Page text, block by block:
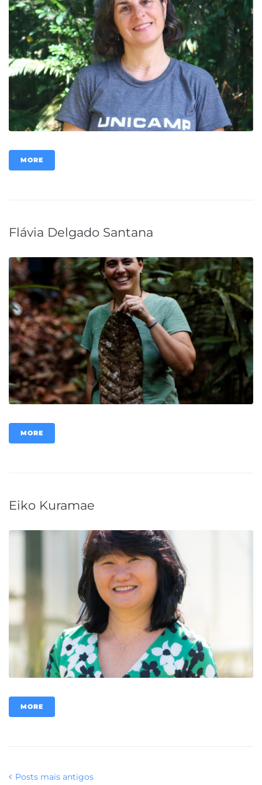
MORE
Flávia Delgado Santana
MORE
Eiko Kuramae
MORE
Posts mais antigos